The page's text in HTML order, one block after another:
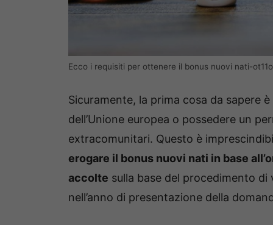
Ecco i requisiti per ottenere il bonus nuovi nati-
Sicuramente, la prima cosa da sapere
dell’Unione europea o possedere un
extracomunitari. Questo è
erogare il bonus nuovi nati in base
accolte sulla base del procedimento
nell’anno di presentazione della